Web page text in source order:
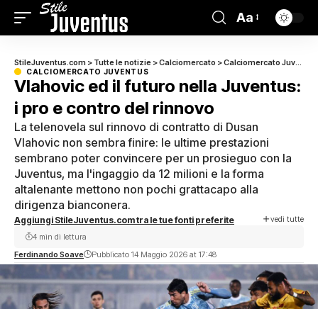
Aa
StileJuventus.com > Tutte le notizie >Calciomercato >Calciomercato Juventus
CALCIOMERCATO JUVENTUS
Vlahovic ed il futuro nella Juventus:
i pro e contro del rinnovo
La telenovela sul rinnovo di contratto di Dusan
Vlahovic non sembra finire: le ultime prestazioni
sembrano poter convincere per un prosieguo con la
Juventus, ma l'ingaggio da 12 milioni e la forma
altalenante mettono non pochi grattacapo alla
dirigenza bianconera.
Aggiungi StileJuventus.com tra le tue fonti preferite vedi tutte
Ferdinando Soave Pubblicato 14 Maggio 2026 at 17:48
4 min di lettura